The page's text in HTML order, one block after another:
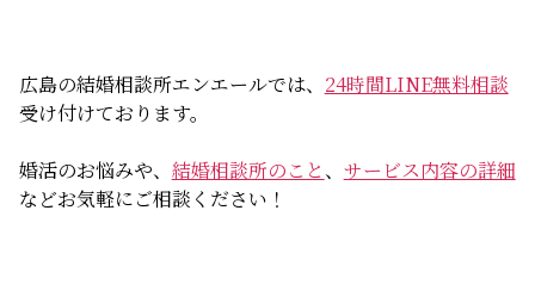
広島の結婚相談所エンエールでは、 24時間LINE無料相談
受け付けております。
婚活のお悩みや、 結婚相談所のこと、 サービス内容の詳細
などお気軽にご相談ください！